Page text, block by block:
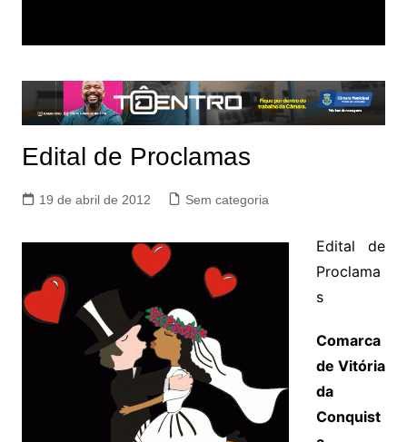
Edital de Proclamas
19 de abril de 2012 Sem categoria
Edital de
Proclama
s
Comarca
de Vitória
da
Conquist